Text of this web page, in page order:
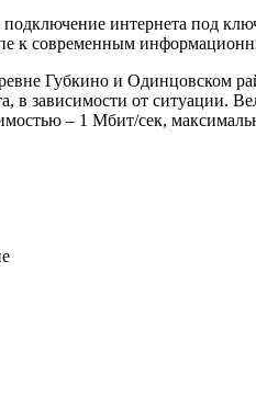
интернета под
к современным
Губкино и Одинцовском
в зависимости от ситуации.
– 1 Мбит/сек,